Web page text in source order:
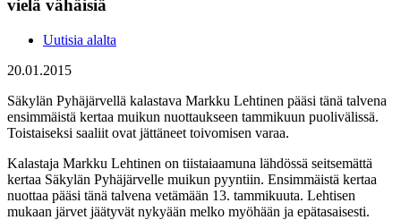
vielä vähäisiä
Uutisia alalta
20.01.2015
Säkylän Pyhäjärvellä kalastava Markku Lehtinen pääsi tänä talvena
ensimmäistä kertaa muikun nuottaukseen tammikuun puolivälissä.
Toistaiseksi saaliit ovat jättäneet toivomisen varaa.
Kalastaja Markku Lehtinen on tiistaiaamuna lähdössä seitsemättä
kertaa Säkylän Pyhäjärvelle muikun pyyntiin. Ensimmäistä kertaa
nuottaa pääsi tänä talvena vetämään 13. tammikuuta. Lehtisen
mukaan järvet jäätyvät nykyään melko myöhään ja epätasaisesti.